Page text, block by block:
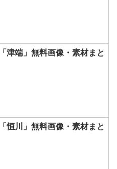
津端」無料画像・素材まと
恒川」無料画像・素材まと